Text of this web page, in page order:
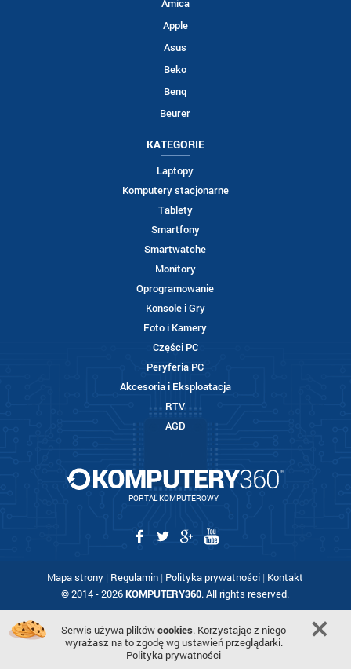
Amica
Apple
Asus
Beko
Benq
Beurer
KATEGORIE
Laptopy
Komputery stacjonarne
Tablety
Smartfony
Smartwatche
Monitory
Oprogramowanie
Konsole i Gry
Foto i Kamery
Części PC
Peryferia PC
Akcesoria i Eksploatacja
RTV
AGD
PORTAL KOMPUTEROWY
Mapa strony | Regulamin | Polityka prywatności | Kontakt
© 2014 - 2026KOMPUTERY360. All rights reserved.
Serwis używa plikówcookies. Korzystając z niego
wyrażasz na to zgodę wg ustawień przeglądarki.
Polityka prywatności